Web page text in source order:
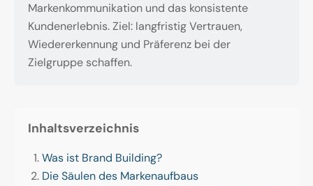
Markenkommunikation und das konsistente
Kundenerlebnis. Ziel: langfristig Vertrauen,
Wiedererkennung und Präferenz bei der
Zielgruppe schaffen.
Inhaltsverzeichnis
Was ist Brand Building?
Die Säulen des Markenaufbaus